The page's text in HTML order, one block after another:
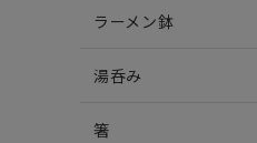
ラーメン鉢
湯呑み
箸